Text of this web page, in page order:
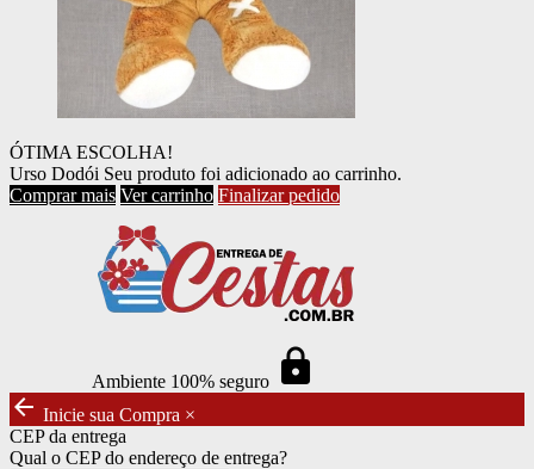
ÓTIMA ESCOLHA!
Urso Dodói Seu produto foi adicionado ao carrinho.
Comprar mais Ver carrinho Finalizar pedido
Ambiente 100% seguro https
arrow_back Inicie sua Compra ×
CEP da entrega
Qual o CEP do endereço de entrega?